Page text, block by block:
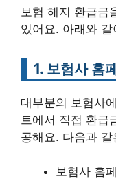
보험 해지 환급금
있어요. 아래와
1. 보험사 홈
대부분의 보험사
트에서 직접 환급
공해요. 다음과
보험사 홈